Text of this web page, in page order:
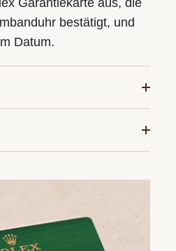
Garantiekarte aus, die
bestätigt, und
Datum.